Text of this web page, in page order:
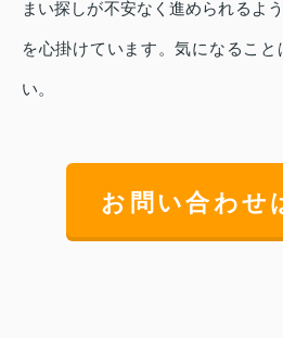
まい探しが不安なく進められるよ
を心掛けています。気になるこ
い。
お問い合わせ